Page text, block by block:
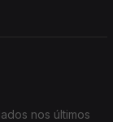
nos últimos